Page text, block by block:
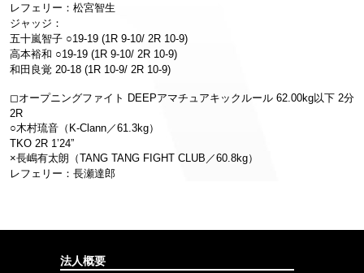
レフェリー：松宮智生
ジャッジ：
五十嵐智子 ○19-19 (1R 9-10/ 2R 10-9)
高本裕和 ○19-19 (1R 9-10/ 2R 10-9)
和田良覚 20-18 (1R 10-9/ 2R 10-9)
◻︎オープニングファイト DEEPアマチュアキックルール 62.00kg以下 2分
2R
○木村琉音（K-Clann／61.3kg）
TKO 2R 1’24”
×長嶋有太朗（TANG TANG FIGHT CLUB／60.8kg）
レフェリー：長瀬達郎
法人概要